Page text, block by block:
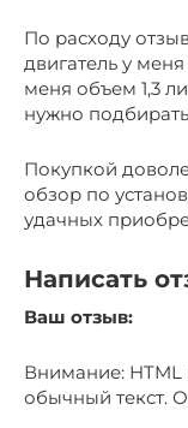
По расходу
двигатель у
меня объем 1,3
нужно
Покупкой
обзор по
удачных
Написать
Ваш отзыв:
Внимание: HTML
обычный текст.